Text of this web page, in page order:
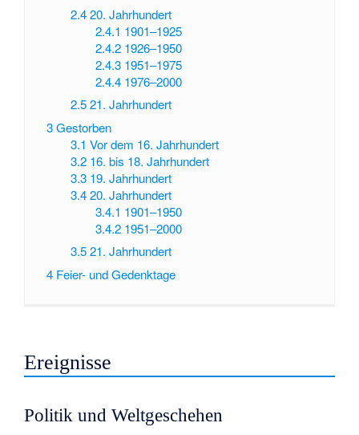
2.4 20. Jahrhundert
2.4.1 1901–1925
2.4.2 1926–1950
2.4.3 1951–1975
2.4.4 1976–2000
2.5 21. Jahrhundert
3Gestorben
3.1 Vor dem 16. Jahrhundert
3.2 16. bis 18. Jahrhundert
3.3 19. Jahrhundert
3.4 20. Jahrhundert
3.4.1 1901–1950
3.4.2 1951–2000
3.5 21. Jahrhundert
4 Feier- und Gedenktage
Ereignisse
Politik und Weltgeschehen